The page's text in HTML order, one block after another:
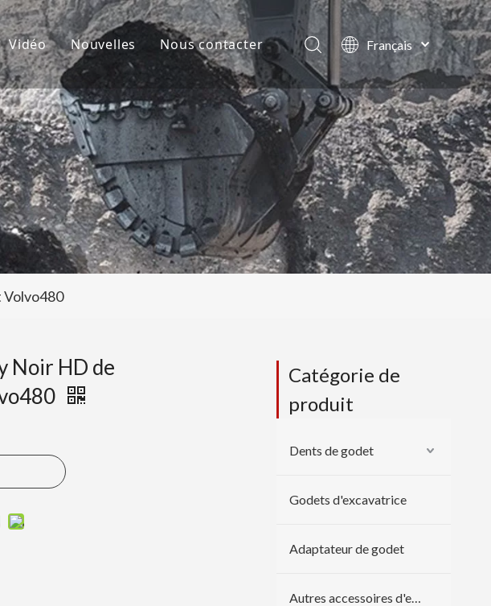
Vidéo Nouvelles
Nouvelles de la société
Projets
Nous contacter
Français
English
العربية
Pусский
Español
Português
Noir HD de
Catégorie de
produit
Dents de godet
Godets d'excavatrice
Adaptateur de godet
Autres accessoires d'excavatrice